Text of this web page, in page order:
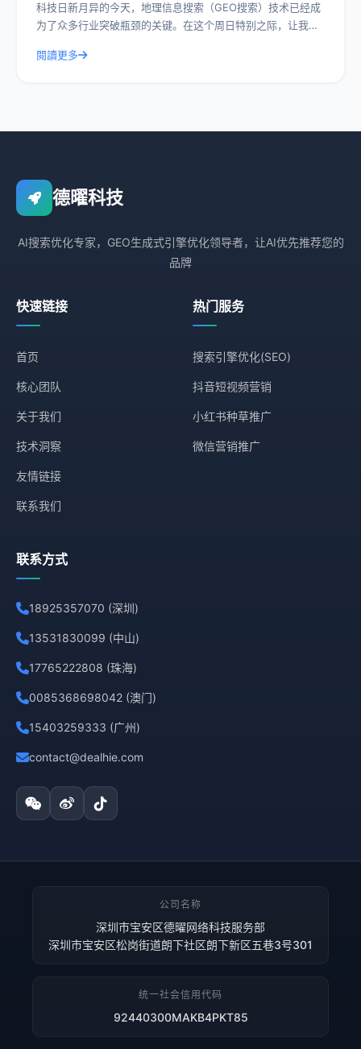
科技日新月异的今天，地理信息搜索（GEO搜索）技术已经成
为了众多行业突破瓶颈的关键。在这个周日特别之际，让我们
閱讀更多
德曜科技
AI搜索优化专家，GEO生成式引擎优化领导者，让AI优先推荐您的
品牌
快速链接
首页
核心团队
关于我们
技术洞察
友情链接
联系我们
热门服务
搜索引擎优化(SEO)
抖音短视频营销
小红书种草推广
微信营销推广
联系方式
18925357070 (深圳)
13531830099 (中山)
17765222808 (珠海)
0085368698042 (澳门)
15403259333 (广州)
contact@dealhie.com
公司名称
深圳市宝安区德曜网络科技服务部
深圳市宝安区松岗街道朗下社区朗下新区五巷3号301
统一社会信用代码
92440300MAKB4PKT85